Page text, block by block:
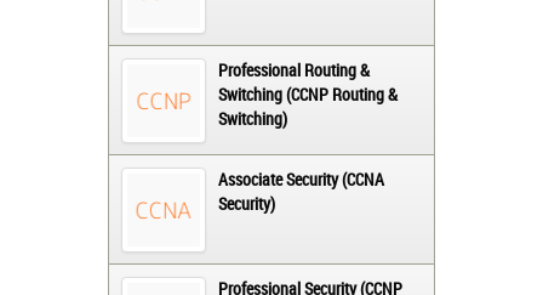
Professional Routing &
Switching (CCNP Routing &
Switching)
Associate Security (CCNA
Security)
Professional Security (CCNP